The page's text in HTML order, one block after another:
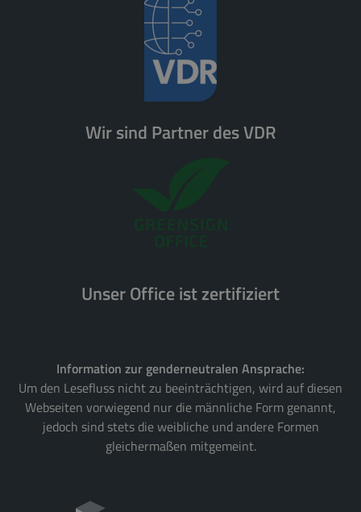
Wir sind Partner des VDR
Unser Office ist zertifiziert
Information zur genderneutralen Ansprache:
Um den Lesefluss nicht zu beeinträchtigen, wird auf diesen
Webseiten vorwiegend nur die männliche Form genannt,
jedoch sind stets die weibliche und andere Formen
gleichermaßen mitgemeint.